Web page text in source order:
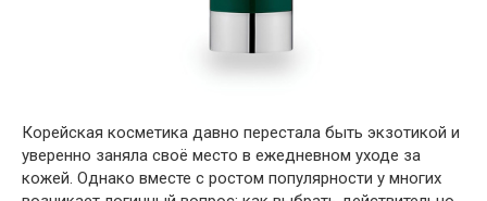
Корейская косметика давно перестала быть экзотикой и
уверенно заняла своё место в ежедневном уходе за
кожей. Однако вместе с ростом популярности у многих